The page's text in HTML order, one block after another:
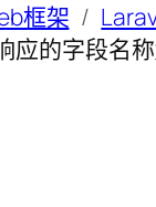
框架
应的字段名